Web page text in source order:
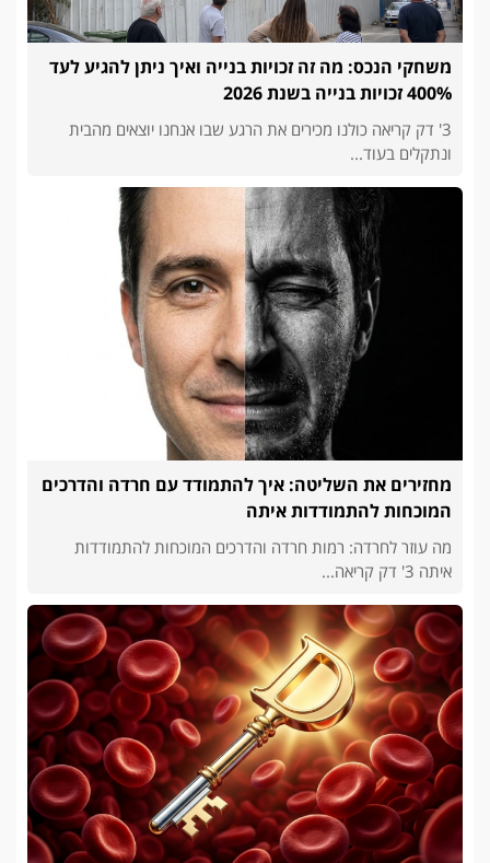
משחקי הנכס: מה זה זכויות בנייה ואיך ניתן להגיע לעד
400% זכויות בנייה בשנת 2026
3' דק קריאה כולנו מכירים את הרגע שבו אנחנו יוצאים מהבית
ונתקלים בעוד...
מחזירים את השליטה: איך להתמודד עם חרדה והדרכים
המוכחות להתמודדות איתה
מה עוזר לחרדה: רמות חרדה והדרכים המוכחות להתמודדות
איתה 3' דק קריאה...